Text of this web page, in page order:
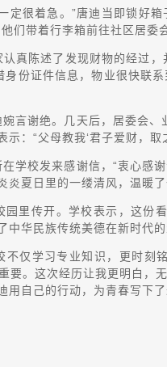
定很着急。”唐迪当即锁好
们带着行李箱前往社区居委
真陈述了发现财物的经过
份证件信息，物业很快联
言谢绝。几天后，居委会
示：“父母教我‘君子爱财，
学校发来感谢信，“衷心感
炎夏日里的一缕清风，温暖
园里传开。学校表示，这份
中华民族传统美德在新时代
仅学习专业知识，更时刻
要。这次经历让我更明白
用自己的行动，为青春写下